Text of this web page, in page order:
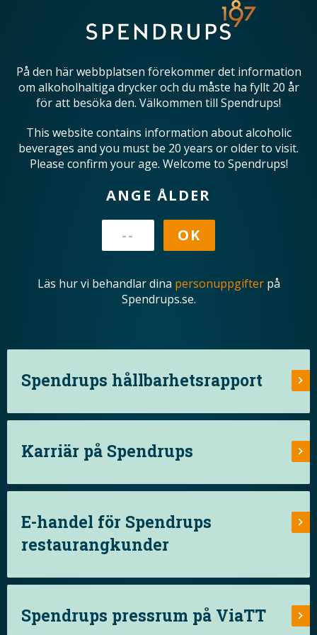
På den här webbplatsen förekommer det information
om alkoholhaltiga drycker och du måste ha fyllt 20 år
för att besöka den. Välkommen till Spendrups!
This website contains information about alcoholic
beverages and you must be 20 years or older to visit.
Please confirm your age. Welcome to Spendrups!
ANGE ÅLDER
Läs hur vi behandlar dina personuppgifterpå
Spendrups.se.
Spendrups hållbarhetsrapport
Karriär på Spendrups
E-handel för Spendrups
restaurangkunder
Spendrups pressrum på ViaTT